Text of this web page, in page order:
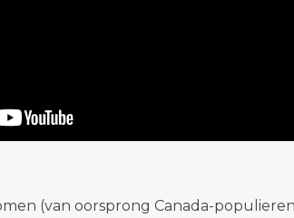
(van oorsprong Canada-